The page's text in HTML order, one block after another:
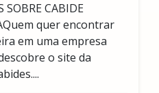
SOBRE CABIDE
quer encontrar
em uma empresa
o site da